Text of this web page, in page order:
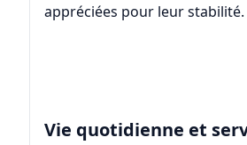
appréciées pour leur stabilité.
Vie quotidienne et